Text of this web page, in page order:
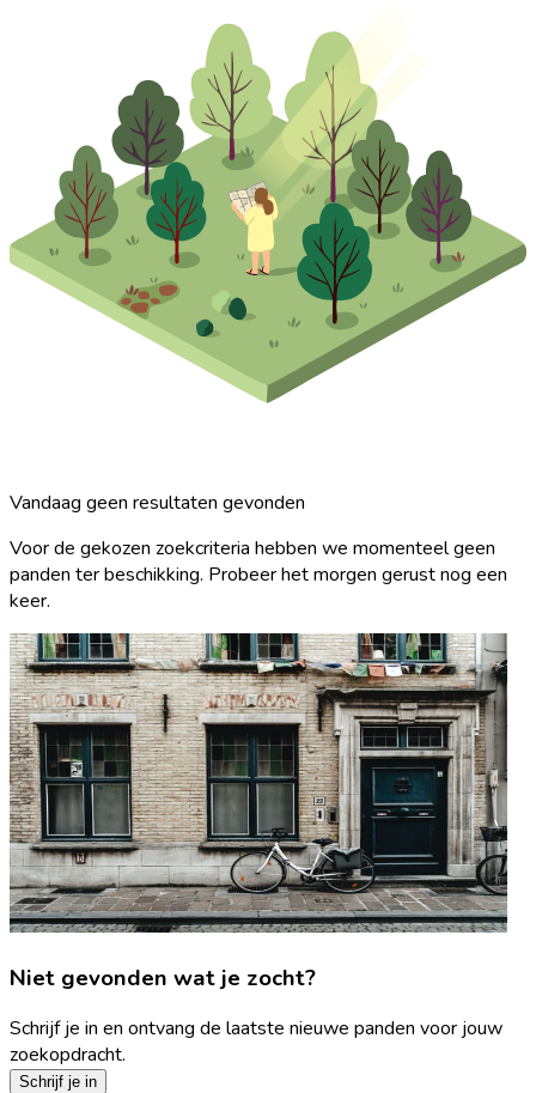
Vandaag geen resultaten gevonden
Voor de gekozen zoekcriteria hebben we momenteel geen
panden ter beschikking. Probeer het morgen gerust nog een
keer.
Niet gevonden wat je zocht?
Schrijf je in en ontvang de laatste nieuwe panden voor jouw
zoekopdracht.
Schrijf je in